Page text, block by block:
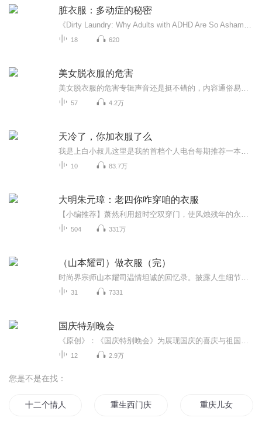
脏衣服：多动症的秘密
18 620
美女脱衣服的危害
57 4.2万
天冷了，你加衣服了么
10 83.7万
大明朱元璋：老四你咋穿咱的衣服
504 331万
（山本耀司）做衣服（完）
31 7331
国庆特别晚会
12 2.9万
您是不是在找：
十二个情人节 重生西门庆 重庆儿女